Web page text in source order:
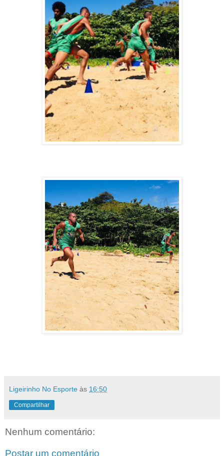
Ligeirinho No Esporte às 16:50
Compartilhar
Nenhum comentário:
Postar um comentário